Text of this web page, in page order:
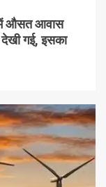
में औसत आवास
देखी गई, इसका